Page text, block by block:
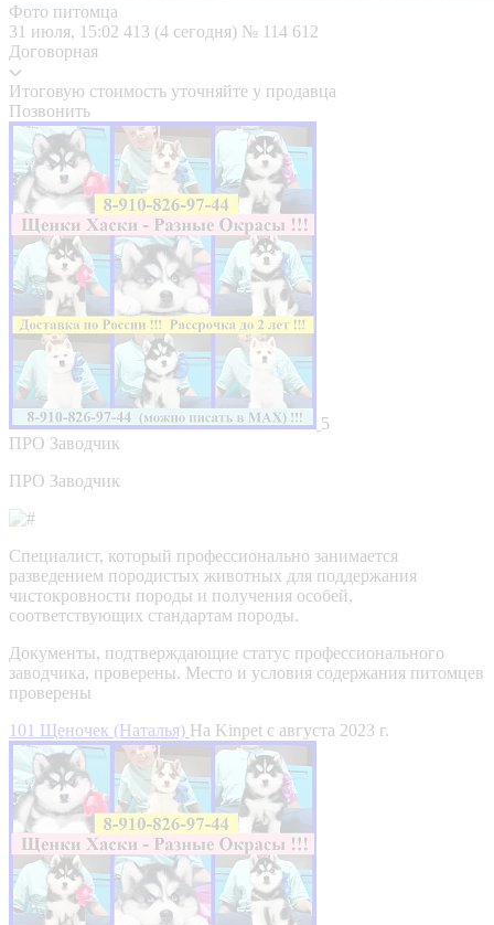
Фото питомца
31 июля, 15:02 413 (4 сегодня) № 114 612
Договорная
Итоговую стоимость уточняйте у продавца
Позвонить
5
ПРО Заводчик
ПРО Заводчик
Специалист, который профессионально занимается
разведением породистых животных для поддержания
чистокровности породы и получения особей,
соответствующих стандартам породы.
Документы, подтверждающие статус профессионального
заводчика, проверены. Место и условия содержания питомцев
проверены
101 Щеночек (Наталья) На Kinpet c августа 2023 г.